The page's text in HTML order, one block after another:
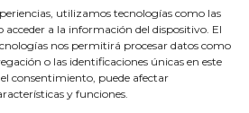
utilizamos tecnologías como las
acceder a la información del dispositivo. El
nos permitirá procesar datos como
o las identificaciones únicas en este
consentimiento, puede afectar
y funciones.
boletín para estar al día!